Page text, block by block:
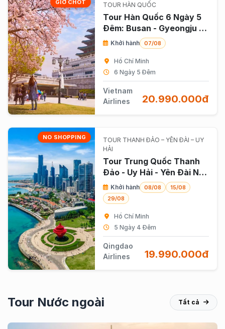
GIỜ CHÓT TOUR HÀN QUỐC
Tour Hàn Quốc 6 Ngày 5
Đêm: Busan - Gyeongju -
Seoul - Đảo Nami Bay
Vietnam Airlines
Khởi hành 07/08
Hồ Chí Minh
6 Ngày 5 Đêm
Vietnam
Airlines
20.990.000đ
NO SHOPPING
TOUR THANH ĐẢO – YÊN ĐÀI – UY
HẢI
Tour Trung Quốc Thanh
Đảo - Uy Hải - Yên Đài No
Shopping 5 Ngày 4 Đêm
Khởi hành 08/08
15/08
29/08
Hồ Chí Minh
5 Ngày 4 Đêm
Qingdao
Airlines
19.990.000đ
Tour Nước ngoài Tất cả